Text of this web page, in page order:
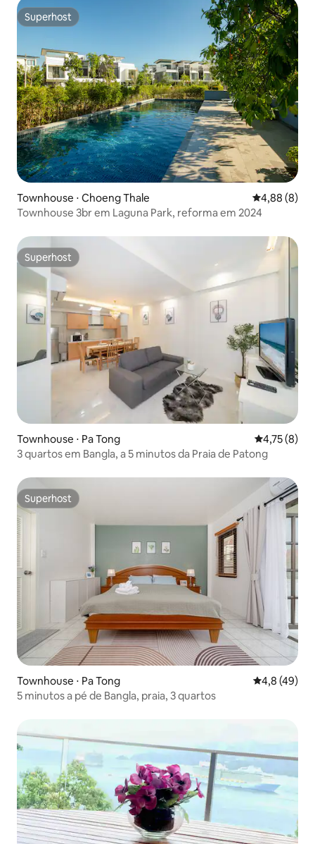
Superhost
Superhost
Townhouse ⋅ Choeng Thale 4,88 de uma
4,88 (8)
Townhouse 3br em Laguna Park, reforma em 2024
Superhost
Superhost
Townhouse ⋅ Pa Tong 4,75 de
4,75 (8)
3 quartos em Bangla, a 5 minutos da Praia de Patong
Superhost
Superhost
Townhouse ⋅ Pa Tong 4,8 de uma
4,8 (49)
5 minutos a pé de Bangla, praia, 3 quartos